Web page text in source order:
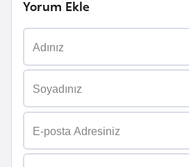
Yorum Ekle
l
a
u
l